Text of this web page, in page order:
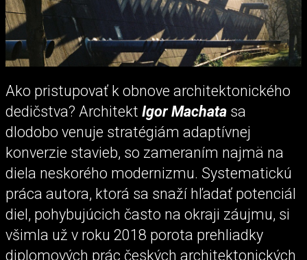
Ako pristupovať k obnove architektonického
dedičstva? Architekt Igor Machata sa
dlodobo venuje stratégiám adaptívnej
konverzie stavieb, so zameraním najmä na
diela neskorého modernizmu. Systematickú
práca autora, ktorá sa snaží hľadať potenciál
diel, pohybujúcich často na okraji záujmu, si
všimla už v roku 2018 porota prehliadky
diplomových prác českých architektonických